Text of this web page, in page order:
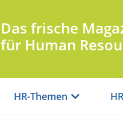
Das frische
für Human
HR-Themen